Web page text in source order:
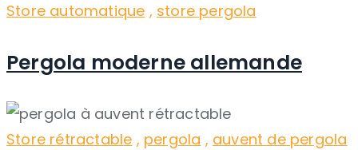
Store automatique , store pergola
Pergola moderne allemande
Store rétractable , pergola , auvent de pergola